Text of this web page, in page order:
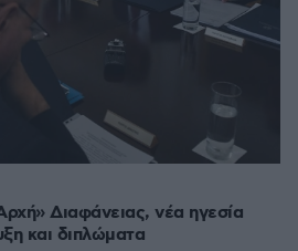
Διαφάνειας, νέα ηγεσία
και διπλώματα